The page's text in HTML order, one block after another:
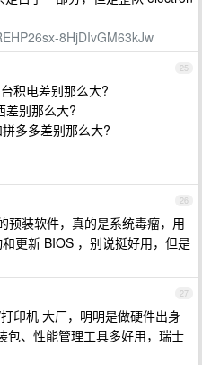
8HjDIvGM63kJw
25
积电差别那么大?
差别那么大?
多多差别那么大?
26
预装软件，真的是系统毒瘤，用
更新 BIOS ，别说挺好用，但是
27
印机 大厂，明明是做硬件出身
包、性能管理工具多好用，瑞士